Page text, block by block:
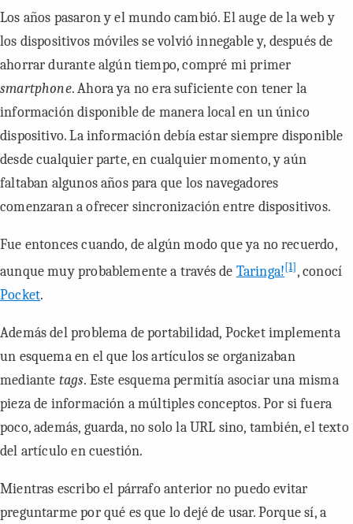
Los años pasaron y el mundo cambió. El auge de la web y
los dispositivos móviles se volvió innegable y, después de
ahorrar durante algún tiempo, compré mi primer
smartphone. Ahora ya no era suficiente con tener la
información disponible de manera local en un único
dispositivo. La información debía estar siempre disponible
desde cualquier parte, en cualquier momento, y aún
faltaban algunos años para que los navegadores
comenzaran a ofrecer sincronización entre dispositivos.
Fue entonces cuando, de algún modo que ya no recuerdo,
aunque muy probablemente a través de Taringa![1], conocí
Pocket.
Además del problema de portabilidad, Pocket implementa
un esquema en el que los artículos se organizaban
mediante tags. Este esquema permitía asociar una misma
pieza de información a múltiples conceptos. Por si fuera
poco, además, guarda, no solo la URL sino, también, el texto
del artículo en cuestión.
Mientras escribo el párrafo anterior no puedo evitar
preguntarme por qué es que lo dejé de usar. Porque sí, a